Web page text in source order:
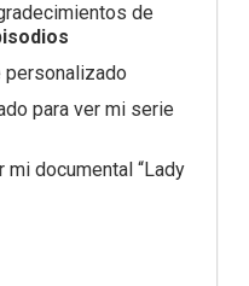
de
para ver mi serie
documental “Lady